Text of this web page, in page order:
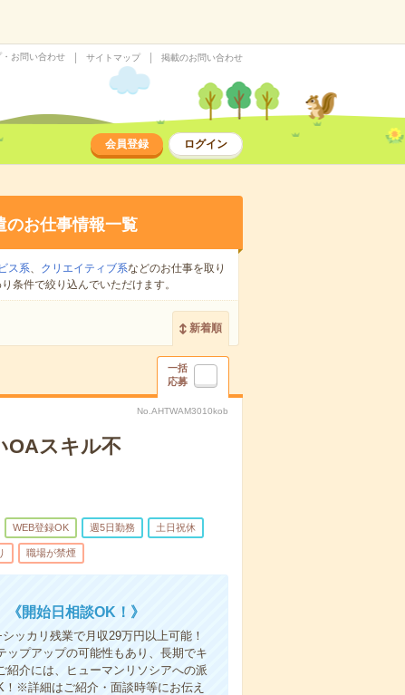
お問い合わせ サイトマップ 掲載のお問い合わせ
会員登録 ログイン
のお仕事情報一覧
ス系、 クリエイティブ系などのお仕事を取り
条件で絞り込んでいただけます。
新着順
一括
応募
No.AHTWAM3010kob
OAスキル不
WEB登録OK 週5日勤務 土日祝休
職場が禁煙
開始日相談OK！》
ッカリ残業で月収29万円以上可能！
プアップの可能性もあり、長期でキ
紹介には、ヒューマンリソシアへの派
※詳細はご紹介・面談時等にお伝え